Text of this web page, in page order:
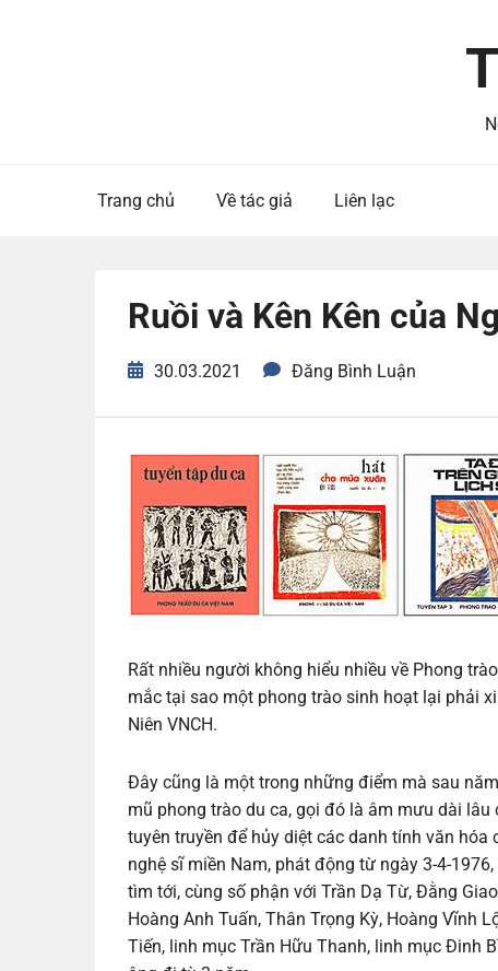
Trang chủ Về tác giả Liên lạc
Ruồi và Kên Kên của
30.03.2021 Đăng Bình Luận
Rất nhiều người không hiểu nhiều về Phong
mắc tại sao một phong trào sinh hoạt lại phải
Niên VNCH.
Đây cũng là một trong những điểm mà sau
mũ phong trào du ca, gọi đó là âm mưu dài lâu
tuyên truyền để hủy diệt các danh tính văn
nghệ sĩ miền Nam, phát động từ ngày 3-4-
tìm tới, cùng số phận với Trần Dạ Từ, Đằng
Hoàng Anh Tuấn, Thân Trọng Kỳ, Hoàng Vĩnh
Tiến, linh mục Trần Hữu Thanh, linh mục Đinh